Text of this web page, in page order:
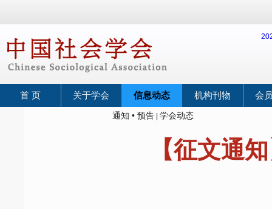
首 页 关于学会 信息动态 机构刊物 会
通知 • 预告 学会动态
【征文通